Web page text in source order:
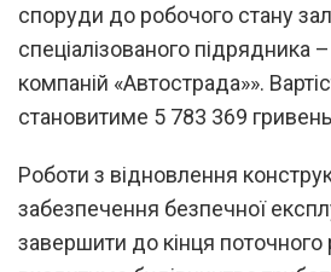
споруди до робочого стану
спеціалізованого підрядника
компаній «Автострада»».
становитиме 5 783 369
Роботи з відновлення
забезпечення безпечної
завершити до кінця поточного